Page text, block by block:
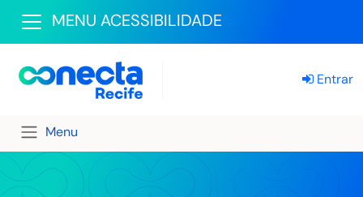
MENU ACESSIBILIDADE
Entrar
Menu